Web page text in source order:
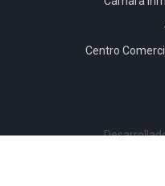
Centro